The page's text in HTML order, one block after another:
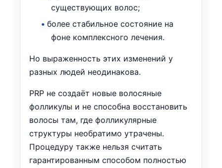
существующих волос;
• более стабильное состояние на
фоне комплексного лечения.
Но выраженность этих изменений у
разных людей неодинакова.
PRP не создаёт новые волосяные
фолликулы и не способна восстановить
волосы там, где фолликулярные
структуры необратимо утрачены.
Процедуру также нельзя считать
гарантированным способом полностью